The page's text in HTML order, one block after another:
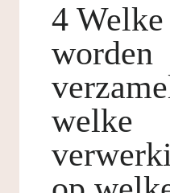
4 Welke
worden
welke